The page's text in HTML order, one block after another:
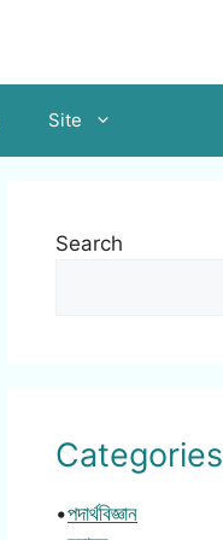
Site
Search
Categories
•পদার্থবিজ্ঞান